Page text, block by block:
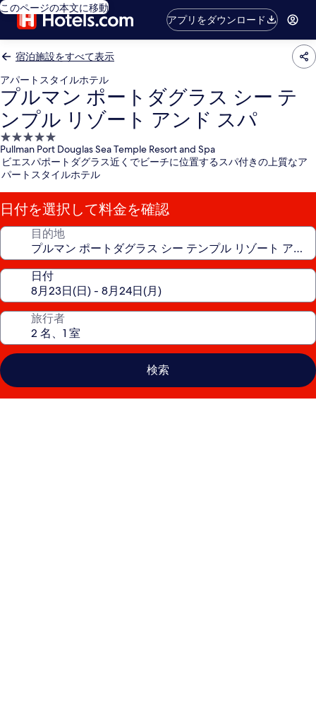
このページの本文に移動
アプリをダウンロード
宿泊施設をすべて表示
アパートスタイルホテル
プルマン ポートダグラス シー テ
ンプル リゾート アンド スパ
5.0
つ
星
泊
施
設
Pullman Port Douglas Sea Temple Resort and Spa
ビエスパポートダグラス近くでビーチに位置するスパ付きの上質なア
パートスタイルホテル
日付を選択して料金を確認
目的地
日付
旅行者
検索